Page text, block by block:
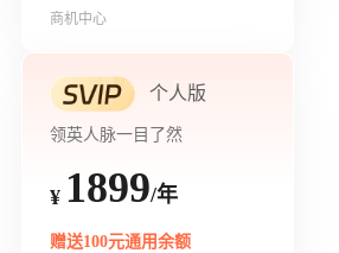
商机中心
个人版
领英人脉一目了然
¥ 1899/年
赠送100元通用余额